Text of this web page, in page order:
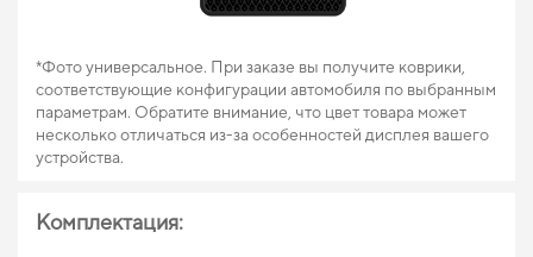
*Фото универсальное. При заказе вы получите коврики,
соответствующие конфигурации автомобиля по выбранным
параметрам. Обратите внимание, что цвет товара может
несколько отличаться из-за особенностей дисплея вашего
устройства.
Комплектация: